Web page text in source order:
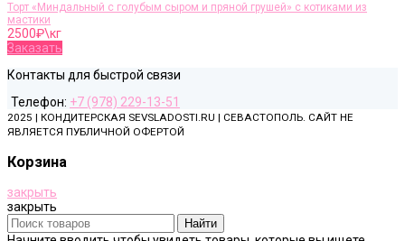
Торт «Миндальный с голубым сыром и пряной грушей» с котиками из
мастики
2500₽\кг
Заказать
Контакты для быстрой связи
Телефон: +7 (978) 229-13-51
2025 | КОНДИТЕРСКАЯ SEVSLADOSTI.RU | СЕВАСТОПОЛЬ. САЙТ НЕ
ЯВЛЯЕТСЯ ПУБЛИЧНОЙ ОФЕРТОЙ
Корзина
закрыть
закрыть
Найти